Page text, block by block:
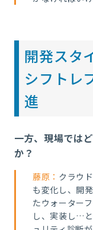
開発スタ
シフトレ
進
一方、現場では
か？
藤原： クラウ
も変化し、開
たウォーター
し、実装し…